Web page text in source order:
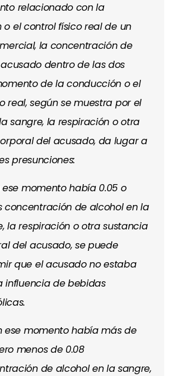
relacionado con la
el control físico real de un
la concentración de
dentro de las dos
de la conducción o el
real, según se muestra por el
sangre, la respiración o otra
del acusado, da lugar a
presunciones:
ese momento había 0.05 o
concentración de alcohol en la
la respiración o otra sustancia
del acusado, se puede
que el acusado no estaba
influencia de bebidas
ese momento había más de
menos de 0.08
de alcohol en la sangre,